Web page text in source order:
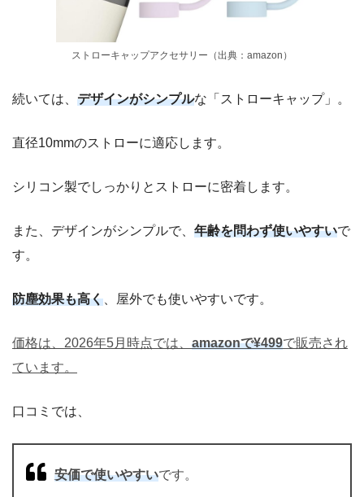
ストローキャップアクセサリー（出典：amazon）
続いては、 デザインがシンプルな「ストローキャップ」。
直径10mmのストローに適応します。
シリコン製でしっかりとストローに密着します。
また、デザインがシンプルで、 年齢を問わず使いやすいで
す。
防塵効果も高く 、屋外でも使いやすいです。
価格は、2026年5月時点では、 amazonで¥499で販売され
ています。
口コミでは、
安価で使いやすいです。